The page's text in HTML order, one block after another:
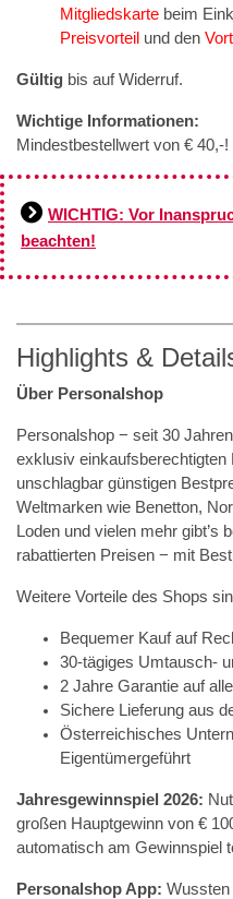
Mitgliedskarte beim
Preisvorteil und den
Gültig bis auf Widerruf.
Wichtige Informationen:
Mindestbestellwert von € 40,-!
WICHTIG: Vor
beachten!
Highlights &
Über Personalshop
Personalshop − seit 30
exklusiv
unschlagbar günstigen
Weltmarken wie Benetton,
Loden und vielen mehr gibt’s
rabattierten Preisen − mit
Weitere Vorteile des Shops
Bequemer Kauf auf
30-tägiges Umtausch-
2 Jahre Garantie auf
Sichere Lieferung aus
Österreichisches
Eigentümergeführt
Jahresgewinnspiel 2026:
großen Hauptgewinn von €
automatisch am Gewinnspiel
Personalshop App: